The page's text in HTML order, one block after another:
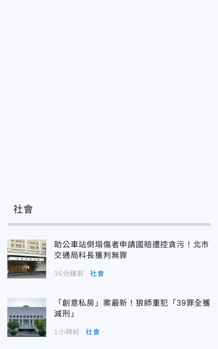
社會
助公車站倒塌傷者申請國賠遭控貪污！北市
交通局科長獲判無罪
36分鐘前 社會
「創意私房」案最新！狼師重犯「39罪全獲
減刑」
1小時前 社會